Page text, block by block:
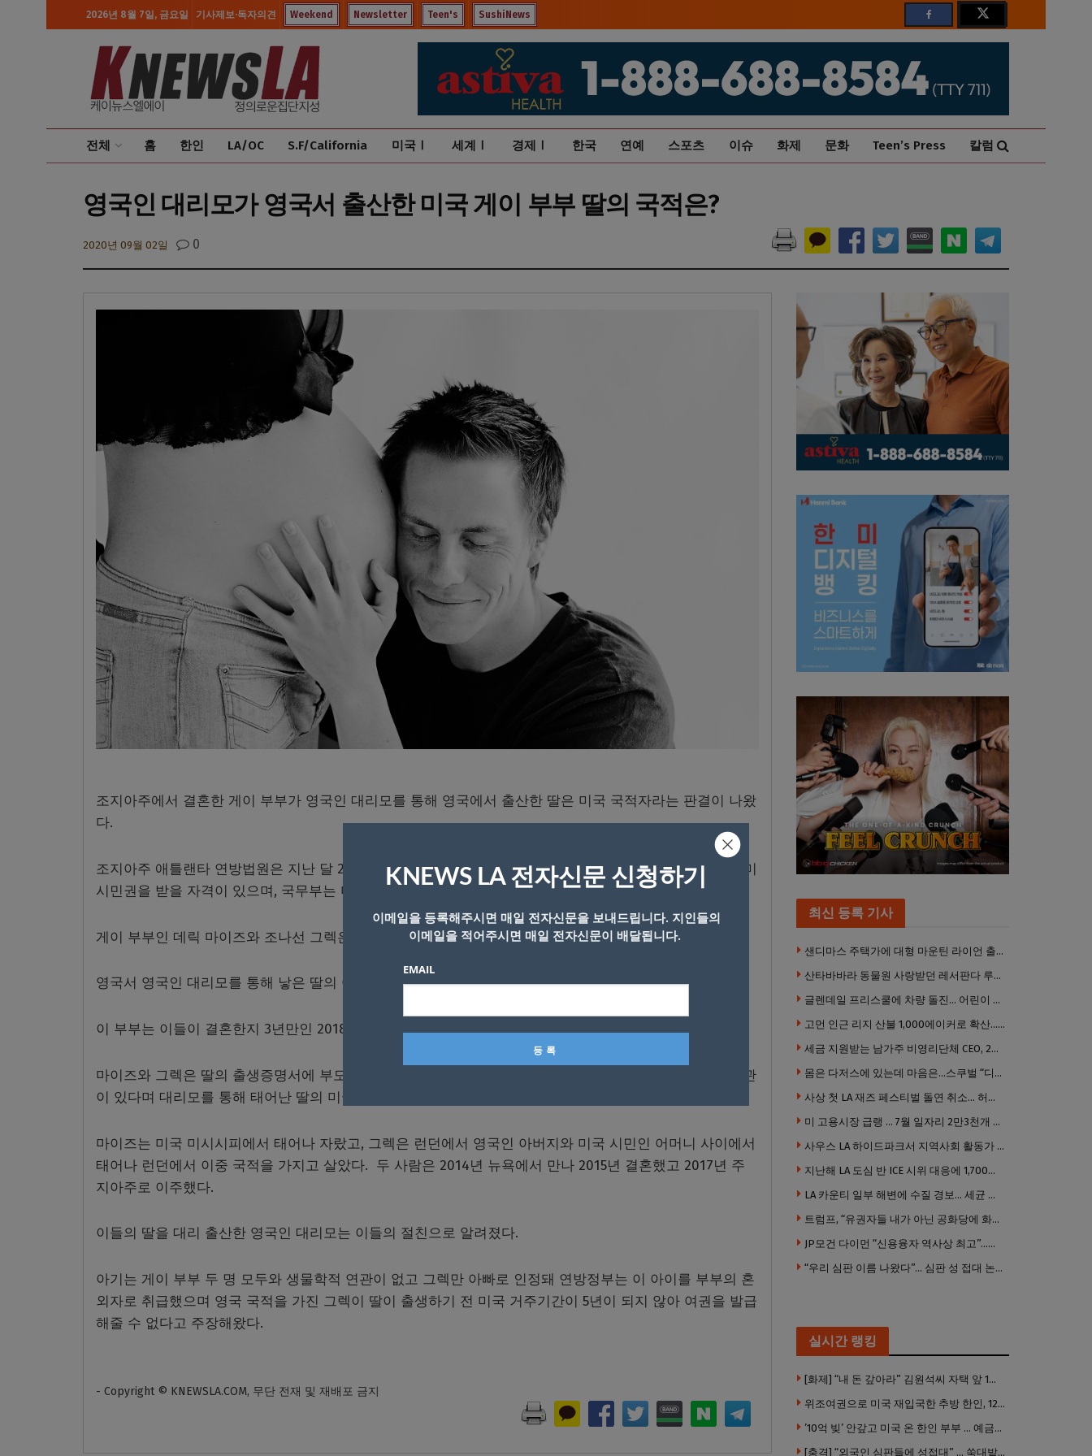
2026년 8월 7일, 금요일 기사제보·독자의견 Weekend Newsletter Teen's SushiNews
전체 홈 한인 LA/OC S.F/California 미국Ⅰ 세계Ⅰ 경제Ⅰ 한국 연예 스포츠 이슈 화제 문화 Teen’s Press 칼럼
영국인 대리모가 영국서 출산한 미국 게이 부부 딸의 국적은?
2020년 09월 02일 0
조지아주에서 결혼한 게이 부부가 영국인 대리모를 통해 영국에서 출산한 딸은 미국 국적자라는 판결이 나왔
다.
조지아주 애틀랜타 연방법원은 지난 달 27일 이 아이는 미국인 게이부부가 생물학적인 부모가 아니라해도 미
시민권을 받을 자격이 있으며, 국무부는 미국 여권을 발급하라고 결론내렸다.
게이 부부인 데릭 마이즈와 조나선 그렉은 지난 해 7월 국무부를 상대로 소송을 제기했다.
영국서 영국인 대리모를 통해 낳은 딸의 여권 발급을 국무부가 거부했기때문이다.
이 부부는 이들이 결혼한지 3년만인 2018년 7월에 태어났다.
마이즈와 그렉은 딸의 출생증명서에 부모로 등록됐지만 국무부는 두 사람중 한 사람만이 대리모와 직접 연관
이 있다며 대리모를 통해 태어난 딸의 미국 시민권을 인정하지 않았다.
마이즈는 미국 미시시피에서 태어나 자랐고, 그렉은 런던에서 영국인 아버지와 미국 시민인 어머니 사이에서
태어나 런던에서 이중 국적을 가지고 살았다. 두 사람은 2014년 뉴욕에서 만나 2015년 결혼했고 2017년 주
지아주로 이주했다.
이들의 딸을 대리 출산한 영국인 대리모는 이들의 절친으로 알려졌다.
아기는 게이 부부 두 명 모두와 생물학적 연관이 없고 그렉만 아빠로 인정돼 연방정부는 이 아이를 부부의 혼
외자로 취급했으며 영국 국적을 가진 그렉이 딸이 출생하기 전 미국 거주기간이 5년이 되지 않아 여권을 발급
해줄 수 없다고 주장해왔다.
- Copyright © KNEWSLA.COM, 무단 전재 및 재배포 금지
최신 등록 기사
샌디마스 주택가에 대형 마운틴 라이언 출몰… 당국 긴급 대응, 주민 접근 자제 당부
산타바바라 동물원 사랑받던 레서판다 루비 사망… 갓 태어난 새끼 2마리 잃은 지 수주 만
글렌데일 프리스쿨에 차량 돌진… 어린이 8명 경상
고먼 인근 리지 산불 1,000에이커로 확산… 5번 프리웨이 양방향 전면 폐쇄
세금 지원받는 남가주 비영리단체 CEO, 2년간 160만 달러 이상 받아… 미사용 휴가수당만 수십만 달러
몸은 다저스에 있는데 마음은…스쿠벌 “디트로이트로 돌아가고파”
사상 첫 LA 재즈 페스티벌 돌연 취소… 허가·행사 준비 문제로 일정 변경
미 고용시장 급랭 … 7월 일자리 2만3천개 감소 ‘예상 밖 쇼크’
사우스 LA 하이드파크서 지역사회 활동가 대낮 총격 사망… 용의자 도주
지난해 LA 도심 반 ICE 시위 대응에 1,700만 달러 이상 지출… LAPD, 대규모 시위 대비 강화 필요
LA 카운티 일부 해변에 수질 경보… 세균 수치 기준 초과, 입수 자제 당부
트럼프, “유권자들 내가 아닌 공화당에 화난 것”
JP모건 다이먼 “신용융자 역사상 최고”…숨은 레버리지 경고
“우리 심판 이름 나왔다”… 심판 성 접대 논란에 日 축구계 발칵
실시간 랭킹
[화제] “내 돈 갚아라” 김원석씨 자택 앞 1인 광대 시위 … 한인 투자사, “108만 달러 못받아”
위조여권으로 미국 재입국한 추방 한인, 120만 달러 은행 사기 행각
’10억 빚’ 안갚고 미국 온 한인 부부 … 예금보험공사, 미국서 소송
[충격] “외국인 심판들에 성접대” … 쑥대밭된 축협 어디까지 추락하나
KNEWS LA 전자신문 신청하기
이메일을 등록해주시면 매일 전자신문을 보내드립니다. 지인들의
이메일을 적어주시면 매일 전자신문이 배달됩니다.
EMAIL